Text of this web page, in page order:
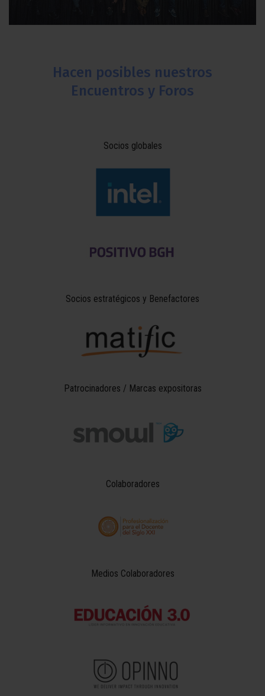
Hacen posibles nuestros
Encuentros y Foros
Socios globales
Socios estratégicos y Benefactores
Patrocinadores / Marcas expositoras
Colaboradores
Medios Colaboradores